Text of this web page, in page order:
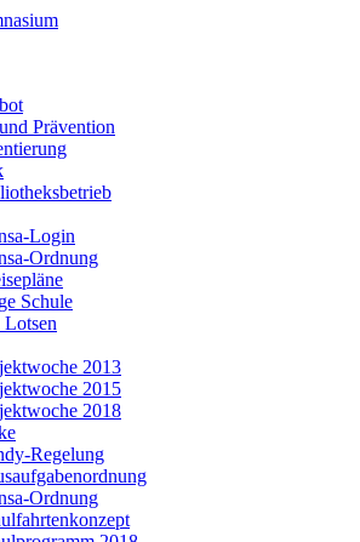
Prävention
Login
Ordnung
Schule
Lotsen
2013
2015
2018
Regelung
Ordnung